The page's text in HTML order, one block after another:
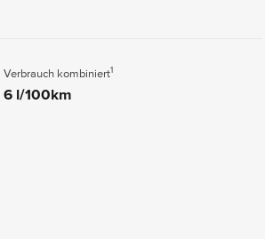
Verbrauch kombiniert1
6 l/100km